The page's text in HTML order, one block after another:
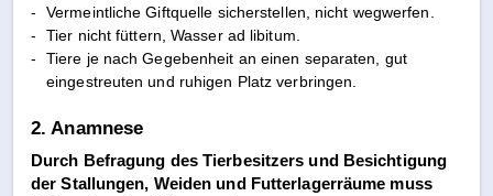
-
Vermeintliche Giftquelle sicherstellen, nicht wegwerfen.
-
Tier nicht füttern, Wasser ad libitum.
-
Tiere je nach Gegebenheit an einen separaten, gut
eingestreuten und ruhigen Platz verbringen.
2. Anamnese
Durch Befragung des Tierbesitzers und Besichtigung
der Stallungen, Weiden und Futterlagerräume muss